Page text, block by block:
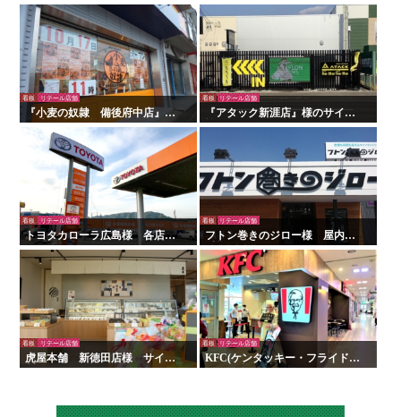
看板 リテール店舗
『小麦の奴隷 備後府中店』様
の壁面看板の施工を行いまし
看板 リテール店舗
『アタック新涯店』様のサイン
施工を行いました！
看板 リテール店舗
トヨタカローラ広島様 各店舗
サイン工事
看板 リテール店舗
フトン巻きのジロー様 屋内外
看板・サイン
看板 リテール店舗
虎屋本舗 新徳田店様 サイン
製作施工
看板 リテール店舗
KFC(ケンタッキー・フライド・
チキン)様 看板・サイン